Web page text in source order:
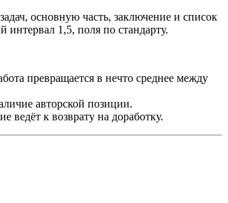
основную часть, заключение и список
1,5, поля по стандарту.
превращается в нечто среднее между
авторской позиции.
к возврату на доработку.